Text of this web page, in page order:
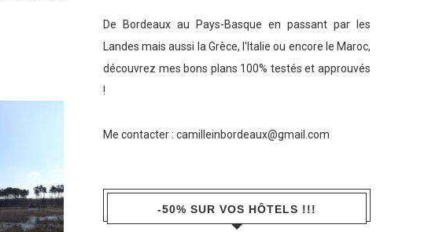
De Bordeaux au Pays-Basque en passant par les
Landes mais aussi la Grèce, l'Italie ou encore le Maroc,
découvrez mes bons plans 100% testés et approuvés
!
Me contacter : camilleinbordeaux@gmail.com
-50% SUR VOS HÔTELS !!!